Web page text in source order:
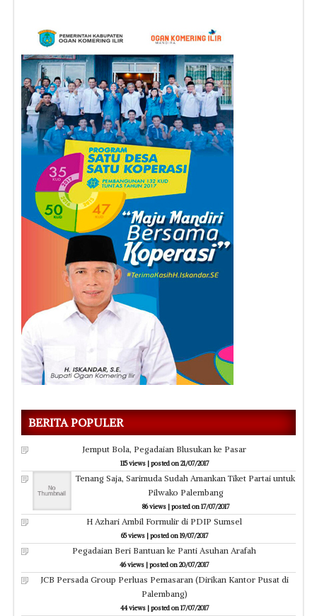
BERITA POPULER
Jemput Bola, Pegadaian Blusukan ke Pasar
115 views|posted on 21/07/2017
Tenang Saja, Sarimuda Sudah Amankan Tiket Partai untuk
Pilwako Palembang
86 views|posted on 17/07/2017
H Azhari Ambil Formulir di PDIP Sumsel
65 views|posted on 19/07/2017
Pegadaian Beri Bantuan ke Panti Asuhan Arafah
46 views |posted on 20/07/2017
JCB Persada Group Perluas Pemasaran (Dirikan Kantor Pusat di
Palembang)
44 views|posted on 17/07/2017